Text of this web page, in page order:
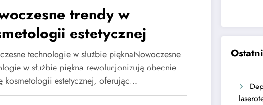
trendy w
estetycznej
technologie w służbie pięknaNowoczesne
w służbie piękna rewolucjonizują obecnie
kosmetologii estetycznej, oferując…